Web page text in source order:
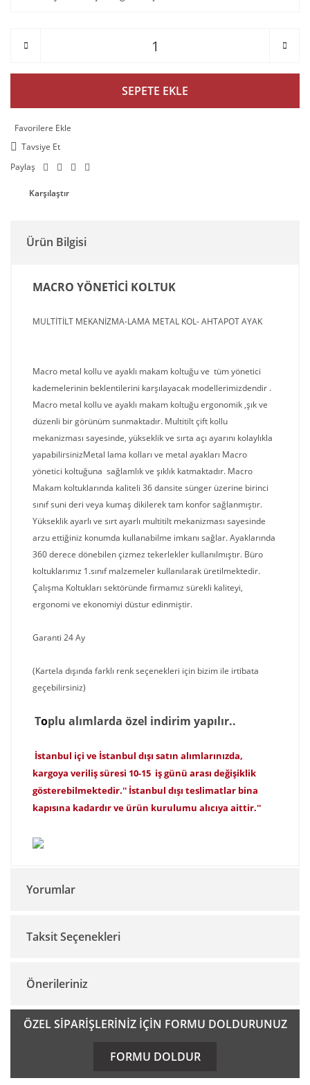
SEPETE EKLE
Tavsiye Et
Paylaş
Karşılaştır
Ürün Bilgisi
MACRO YÖNETİCİ KOLTUK
MULTİTİLT MEKANİZMA-LAMA METAL KOL- AHTAPOT AYAK
Macro metal kollu ve ayaklı makam koltuğu ve tüm yönetici
kademelerinin beklentilerini karşılayacak modellerimizdendir .
Macro metal kollu ve ayaklı makam koltuğu ergonomik ,şık ve
düzenli bir görünüm sunmaktadır. Multitilt çift kollu
mekanizması sayesinde, yükseklik ve sırta açı ayarını kolaylıkla
yapabilirsinizMetal lama kolları ve metal ayakları Macro
yönetici koltuğuna sağlamlık ve şıklık katmaktadır. Macro
Makam koltuklarında kaliteli 36 dansite sünger üzerine birinci
sınıf suni deri veya kumaş dikilerek tam konfor sağlanmıştır.
Yükseklik ayarlı ve sırt ayarlı multitilt mekanizması sayesinde
arzu ettiğiniz konumda kullanabilme imkanı sağlar. Ayaklarında
360 derece dönebilen çizmez tekerlekler kullanılmıştır. Büro
koltuklarımız 1.sınıf malzemeler kullanılarak üretilmektedir.
Çalışma Koltukları sektöründe firmamız sürekli kaliteyi,
ergonomi ve ekonomiyi düstur edinmiştir.
Garanti 24 Ay
(Kartela dışında farklı renk seçenekleri için bizim ile irtibata
geçebilirsiniz)
Toplu alımlarda özel indirim yapılır..
İstanbul içi ve İstanbul dışı satın alımlarınızda,
kargoya veriliş süresi 10-15 iş günü arası değişiklik
gösterebilmektedir.'' İstanbul dışı teslimatlar bina
kapısına kadardır ve ürün kurulumu alıcıya aittir.''
Yorumlar
Bu ürüne ilk yorumu siz yapın!
Taksit Seçenekleri
Önerileriniz
Bu ürünün fiyat bilgisi, resim, ürün açıklamalarında ve diğer
konularda yetersiz gördüğünüz noktaları öneri formunu
kullanarak tarafımıza iletebilirsiniz.
ÖZEL SİPARİŞLERİNİZ İÇİN FORMU DOLDURUNUZ
FORMU DOLDUR